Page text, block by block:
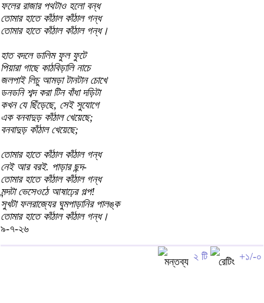
ফলের রাজার পথটাও হলো বন্ধ
তোমার হাতে কাঁঠাল কাঁঠাল গন্ধ
তোমার হাতে কাঁঠাল কাঁঠাল গন্ধ।
হাত বদলে ডালিম ফুল ফুটে
পিয়ারা গাছে কাঠবিড়ালি নাচে
জলপাই লিচু আমড়া টানটান চোখে
ডনডনি শব্দ করা টিন বাঁধা দড়িটা
কখন যে ছিঁড়েছে, সেই সুযোগে
এক বনবাদুড় কাঁঠাল খেয়েছে;
বনবাদুড় কাঁঠাল খেয়েছে;
তোমার হাতে কাঁঠাল কাঁঠাল গন্ধ
নেই আর বরই. পাড়ার ছন্দ-
তোমার হাতে কাঁঠাল কাঁঠাল গন্ধ
মন্দটা ভেসেওঠে আষাঢ়ের গল্প!
সুখটা ফলরাজ্যের ঘুমপাড়ানির পালঙ্ক
তোমার হাতে কাঁঠাল কাঁঠাল গন্ধ।
৯-৭-২৬
২ টি +১/-০